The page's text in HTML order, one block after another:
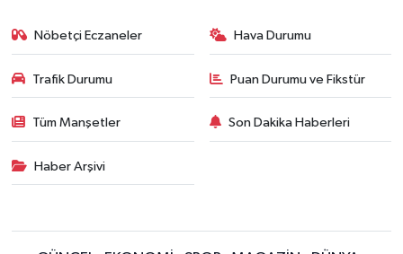
Nöbetçi Eczaneler Hava Durumu
Trafik Durumu Puan Durumu ve Fikstür
Tüm Manşetler Son Dakika Haberleri
Haber Arşivi